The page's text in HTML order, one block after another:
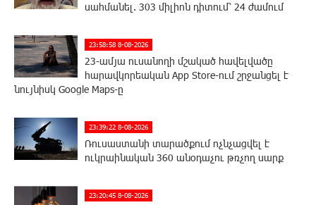
սահմանել. 303 միլիոն դիտում՝ 24 ժամում
23:58:58 8-08-2026
23-ամյա ուսանողի մշակած հավելվածը
հարավկորեական App Store-ում շրջանցել է
նույնիսկ Google Maps-ը
23:39:22 8-08-2026
Ռուսաստանի տարածքում ոչնչացվել է
ուկրաինական 360 անօդաչու թռչող սարք
23:20:45 8-08-2026